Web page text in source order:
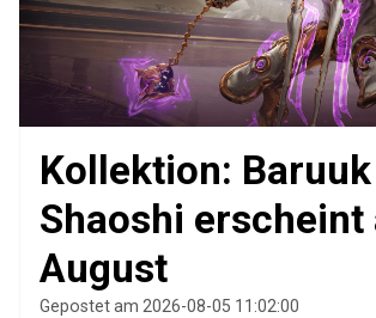
Kollektion: Baruuk
Shaoshi erscheint
August
Gepostet am 2026-08-05 11:02:00